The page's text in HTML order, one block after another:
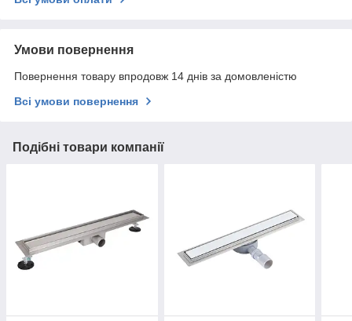
Умови повернення
Повернення товару впродовж 14 днів за домовленістю
Всі умови повернення
Подібні товари компанії